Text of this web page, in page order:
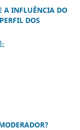
A INFLUÊNCIA DO
DOS